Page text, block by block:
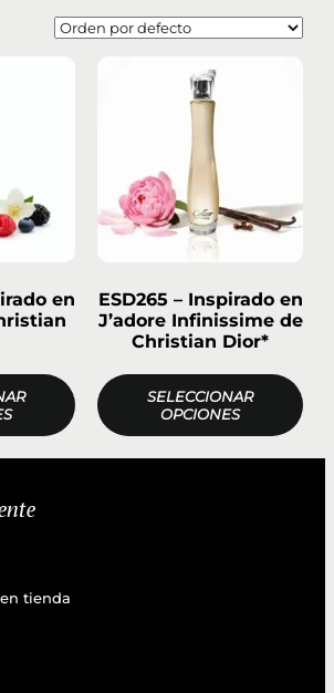
en
ESD265 – Inspirado en
J’adore Infinissime de
Christian Dior*
SELECCIONAR
OPCIONES
tienda